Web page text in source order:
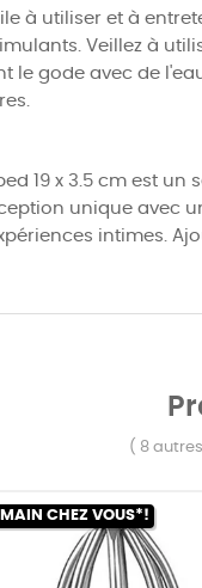
à utiliser et à
Veillez à
le gode avec de
19 x 3.5 cm est
unique avec
intimes.
( 8
CHEZ VOUS*!